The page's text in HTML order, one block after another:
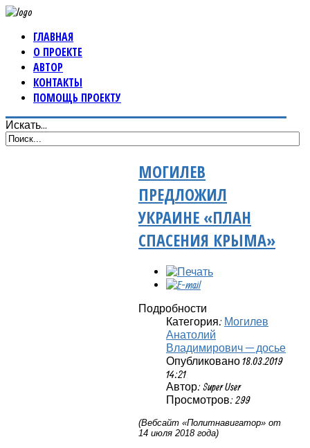
ГЛАВНАЯ
О ПРОЕКТЕ
АВТОР
КОНТАКТЫ
ПОМОЩЬ ПРОЕКТУ
Искать...
МОГИЛЕВ
ПРЕДЛОЖИЛ
УКРАИНЕ «ПЛАН
СПАСЕНИЯ КРЫМА»
Подробности
Категория: Могилев
Анатолий
Владимирович — досье
Опубликовано 18.03.2019
14:21
Автор: Super User
Просмотров: 299
(Вебсайт «Политнавигатор» от
14 июля 2018 года)